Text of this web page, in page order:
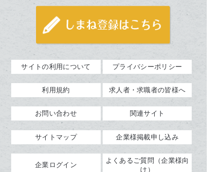
サイトの利用について プライバシーポリシー
利用規約 求人者・求職者の皆様へ
お問い合わせ 関連サイト
サイトマップ 企業様掲載申し込み
企業ログイン
よくあるご質問（企業様向
け）